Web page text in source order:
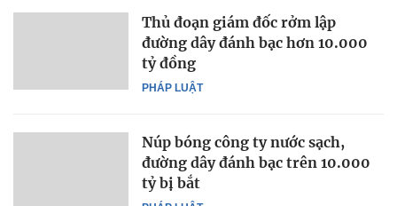
PHÁP LUẬT
Thủ đoạn giám đốc rởm lập
đường dây đánh bạc hơn 10.000
tỷ đồng
Núp bóng công ty nước sạch,
đường dây đánh bạc trên 10.000
tỷ bị bắt